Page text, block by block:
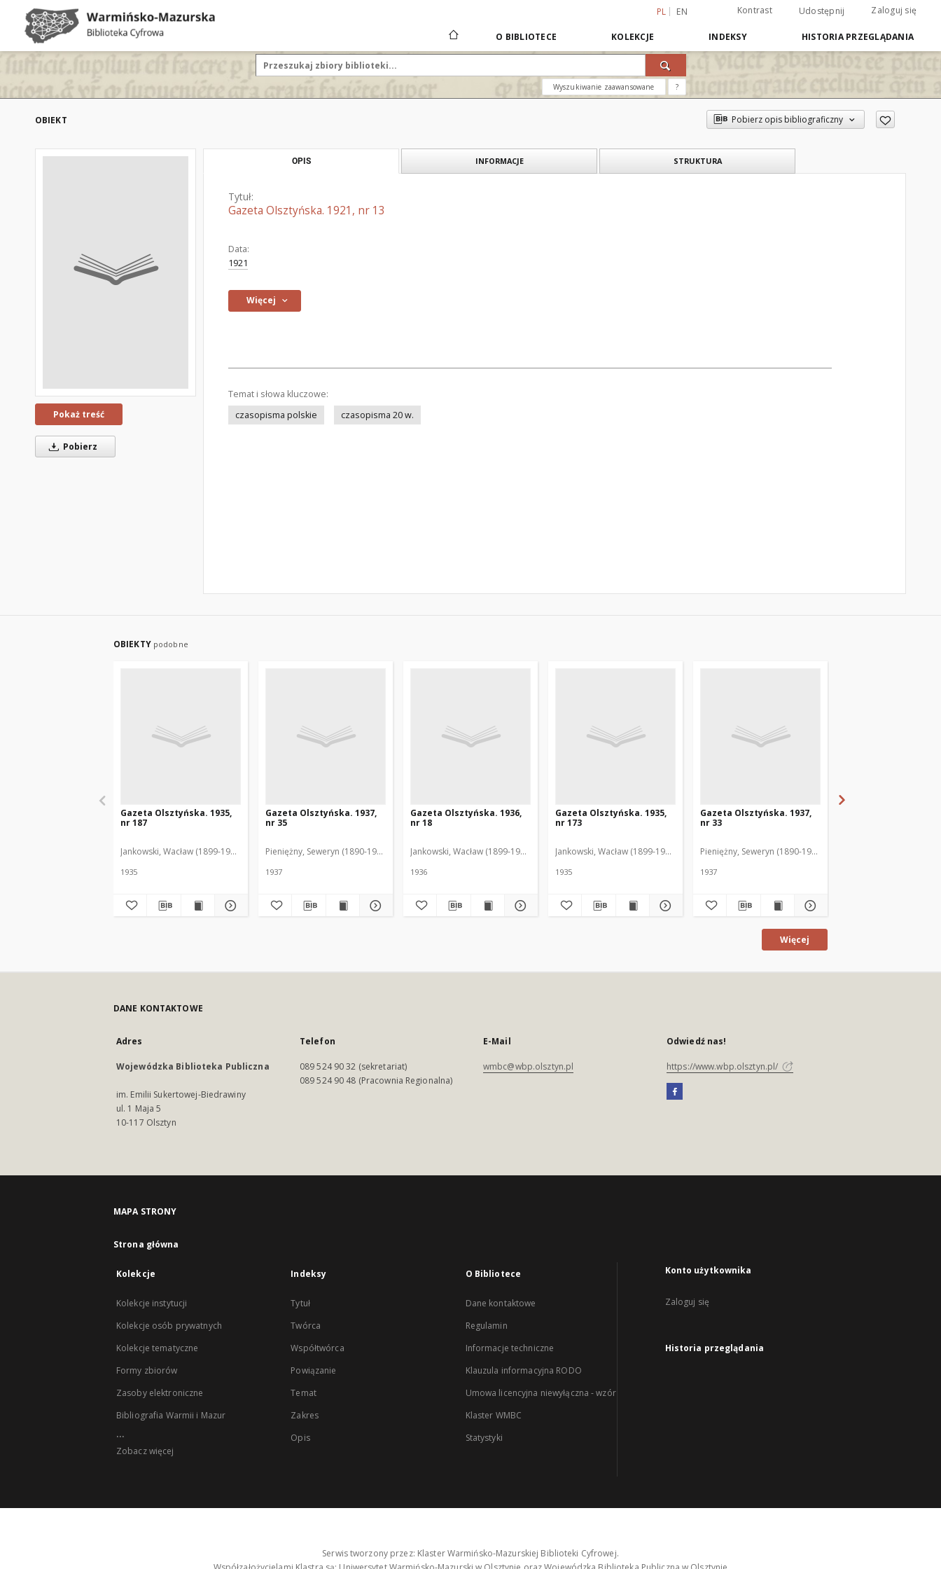
PL EN Kontrast Udostępnij Zaloguj się
O BIBLIOTECE KOLEKCJE INDEKSY HISTORIA PRZEGLĄDANIA
Wyszukiwanie zaawansowane ?
OBIEKT Pobierz opis bibliograficzny
Pokaż treść
Pobierz
OPIS INFORMACJE STRUKTURA
Tytuł:
Gazeta Olsztyńska. 1921, nr 13
Data:
1921
Więcej
Temat i słowa kluczowe:
czasopisma polskie
czasopisma 20 w.
OBIEKTY podobne
Gazeta Olsztyńska. 1935,
nr 187
Jankowski, Wacław (1899-1975). Red.
1935
Gazeta Olsztyńska. 1937,
nr 35
Pieniężny, Seweryn (1890-1940). Red.
1937
Gazeta Olsztyńska. 1936,
nr 18
Jankowski, Wacław (1899-1975). Red.
1936
Gazeta Olsztyńska. 1935,
nr 173
Jankowski, Wacław (1899-1975). Red.
1935
Gazeta Olsztyńska. 1937,
nr 33
Pieniężny, Seweryn (1890-1940). Red.
1937
Więcej
DANE KONTAKTOWE
Adres
Wojewódzka Biblioteka Publiczna
im. Emilii Sukertowej-Biedrawiny
ul. 1 Maja 5
10-117 Olsztyn
Telefon
089 524 90 32 (sekretariat)
089 524 90 48 (Pracownia Regionalna)
E-Mail
wmbc@wbp.olsztyn.pl
Odwiedź nas!
https://www.wbp.olsztyn.pl/
MAPA STRONY
Strona główna
Kolekcje
Kolekcje instytucji
Kolekcje osób prywatnych
Kolekcje tematyczne
Formy zbiorów
Zasoby elektroniczne
Bibliografia Warmii i Mazur
...
Zobacz więcej
Indeksy
Tytuł
Twórca
Współtwórca
Powiązanie
Temat
Zakres
Opis
O Bibliotece
Dane kontaktowe
Regulamin
Informacje techniczne
Klauzula informacyjna RODO
Umowa licencyjna niewyłączna - wzór
Klaster WMBC
Statystyki
Konto użytkownika
Zaloguj się
Historia przeglądania
Serwis tworzony przez: Klaster Warmińsko-Mazurskiej Biblioteki Cyfrowej.